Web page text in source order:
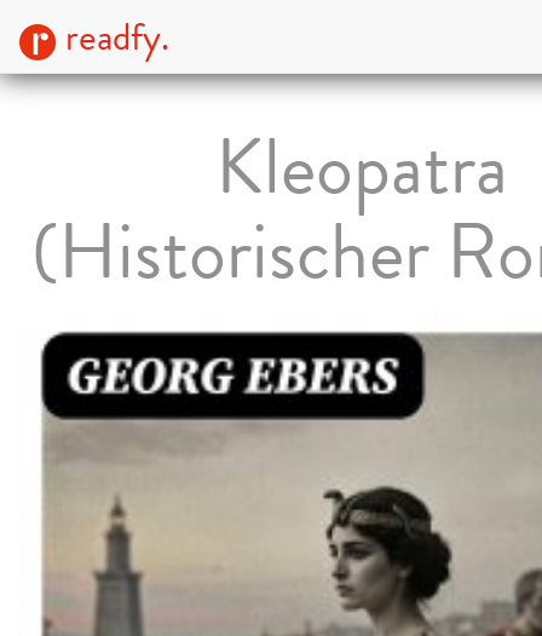
readfy.
Kleopatra
(Historischer